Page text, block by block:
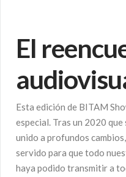
El
Esta edición de BITAM
especial. Tras un 2020
unido a profundos
servido para que todo
haya podido transmitir a